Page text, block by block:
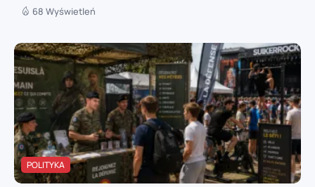
68 Wyświetleń
POLITYKA